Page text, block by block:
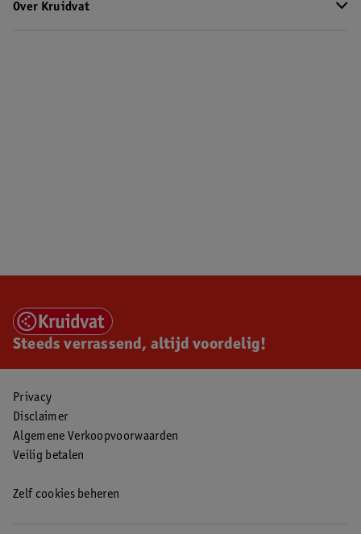
Over Kruidvat
Steeds verrassend, altijd voordelig!
Privacy
Disclaimer
Algemene Verkoopvoorwaarden
Veilig betalen
Zelf cookies beheren